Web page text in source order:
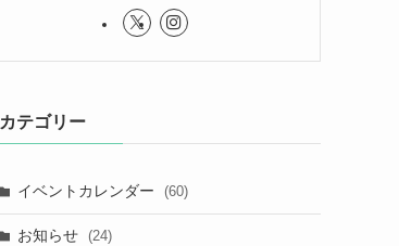
カテゴリー
イベントカレンダー (60)
お知らせ (24)